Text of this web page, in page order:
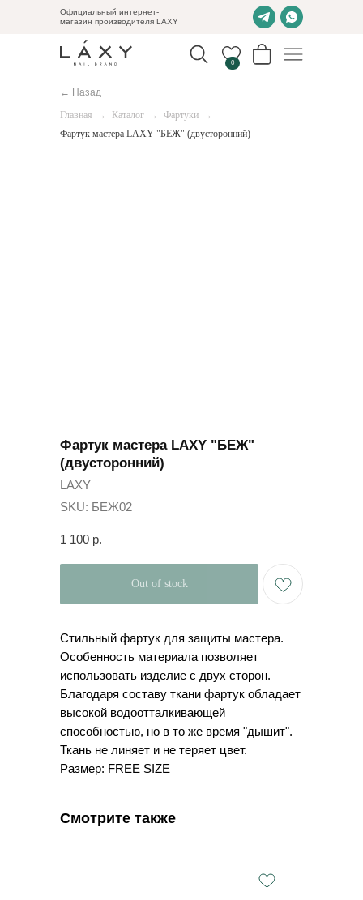
Официальный интернет-
магазин производителя LAXY
0
← Назад
Главная → Каталог → Фартуки →
Фартук мастера LAXY "БЕЖ" (двусторонний)
Фартук мастера LAXY "БЕЖ"
(двусторонний)
LAXY
SKU: БЕЖ02
1 100 р.
Out of stock
Стильный фартук для защиты мастера.
Особенность материала позволяет
использовать изделие с двух сторон.
Благодаря составу ткани фартук обладает
высокой водоотталкивающей
способностью, но в то же время "дышит".
Ткань не линяет и не теряет цвет.
Размер: FREE SIZE
Смотрите также